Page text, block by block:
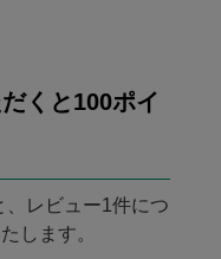
くと100ポイ
、レビュー1件につ
します。